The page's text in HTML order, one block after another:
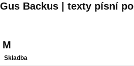
Gus Backus | texty písní
M
Skladba